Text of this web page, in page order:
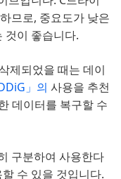
므로, 중요도가 낮은
것이 좋습니다.
제되었을 때는 데이
」의 사용을 추천
데이터를 복구할 수
구분하여 사용한다
수 있을 것입니다.